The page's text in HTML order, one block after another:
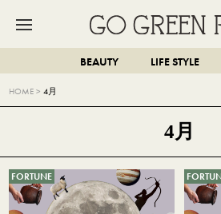
BEAUTY LIFE STYLE
HOME > 4月
4月
FORTUNE